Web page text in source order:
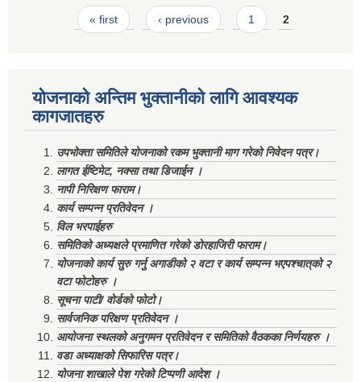
Pages« first ‹ previous 1 2
योजनाको अन्तिम भुक्तानीको लागि आवश्यक
कागजातहरु
उपभोक्ता समितिले योजनाको रकम भुक्तानी माग गरेको निवेदन पत्र।
लागत ईष्टिमेट, नक्सा तथा डिजाईन ।
नापी निरिक्षण फाराम।
कार्य सम्पन्न प्रतिवेदन ।
विल भरपाईहरु
समितिको अध्यक्षले प्रमाणित गरेको डोरहाजिरी फाराम।
योजनाको कार्य सुरु गर्नु अगाडीको २ वटा र कार्य सम्पन्न भएपश्चात्‌को २
वटा फोटोहरु ।
सूचना पाटी/ वोर्डको फोटो।
सार्वजनिक परिक्षण प्रतिवेदन ।
आयोजना स्थलको अनुगमन प्रतिवेदन र समितिको वैठकका निर्णयहरु ।
वडा अध्याक्षको सिफारिस पत्र।
योजना शाखाले पेश गरेको टिप्पणी आदेश ।